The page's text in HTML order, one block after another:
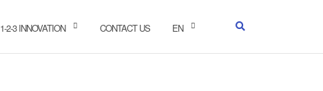
1-2-3 INNOVATION CONTACT US EN